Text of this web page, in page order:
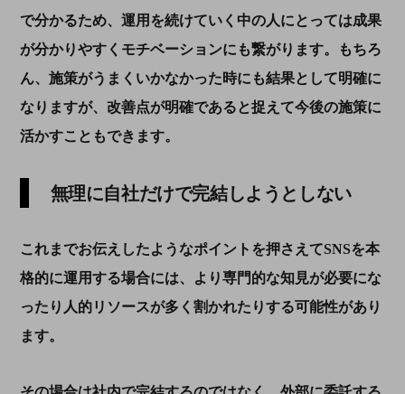
で分かるため、運用を続けていく中の人にとっては成果
が分かりやすくモチベーションにも繋がります。もちろ
ん、施策がうまくいかなかった時にも結果として明確に
なりますが、改善点が明確であると捉えて今後の施策に
活かすこともできます。
無理に自社だけで完結しようとしない
これまでお伝えしたようなポイントを押さえてSNSを本
格的に運用する場合には、より専門的な知見が必要にな
ったり人的リソースが多く割かれたりする可能性があり
ます。